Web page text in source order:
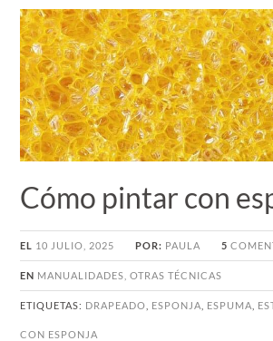
Cómo pintar con
EL 10 JULIO, 2025 POR: PAULA 5
EN MANUALIDADES ,OTRAS TÉCNICAS
ETIQUETAS: DRAPEADO ESPONJA ESPUMA
CON ESPONJA